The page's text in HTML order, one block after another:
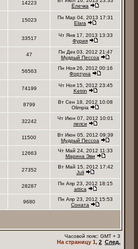
14223
Ёлечка
15023
Пн Мар 04, 2013 17:31
Elara
33517
Чт Янв 17, 2013 13:33
Фурия
47
Пн Дек 03, 2012 21:47
Мудрый Пессоа
56563
Пн Ноя 26, 2012 00:16
Фортуна
74199
Чт Ноя 15, 2012 23:45
Ketrin
8799
Вт Сен 18, 2012 10:08
Olimpia
32242
Чт Июн 07, 2012 10:01
пепси
11500
Вт Июн 05, 2012 09:39
Мудрый Пессоа
12663
Чт Май 24, 2012 11:33
Марина Эви
27352
Вт Май 15, 2012 17:42
Juli
28287
Пн Апр 23, 2012 18:15
attica
9680
Пн Апр 23, 2012 15:53
Соната
Часовой пояс: GMT + 3
На страницу 1, 2 След.